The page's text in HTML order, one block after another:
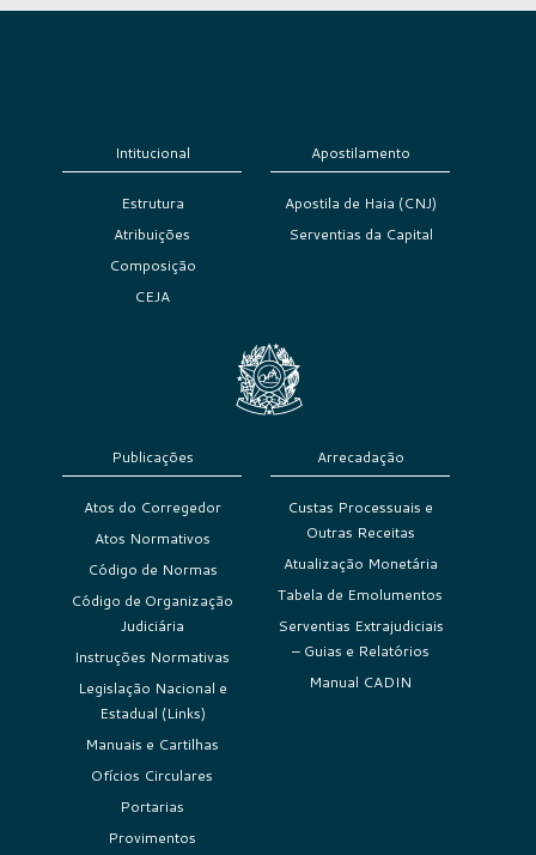
Intitucional
Estrutura
Atribuições
Composição
CEJA
Apostilamento
Apostila de Haia (CNJ)
Serventias da Capital
Publicações
Atos do Corregedor
Atos Normativos
Código de Normas
Código de Organização
Judiciária
Instruções Normativas
Legislação Nacional e
Estadual (Links)
Manuais e Cartilhas
Ofícios Circulares
Portarias
Provimentos
Arrecadação
Custas Processuais e
Outras Receitas
Atualização Monetária
Tabela de Emolumentos
Serventias Extrajudiciais
– Guias e Relatórios
Manual CADIN